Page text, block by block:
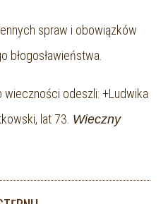
spraw i obowiązków
błogosławieństwa.
odeszli: +Ludwika
lat 73. Wieczny